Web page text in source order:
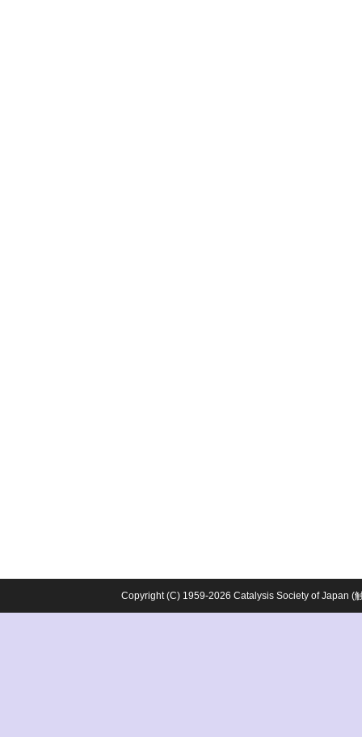
Copyright (C) 1959-2026 Catalysis Society of Japan (